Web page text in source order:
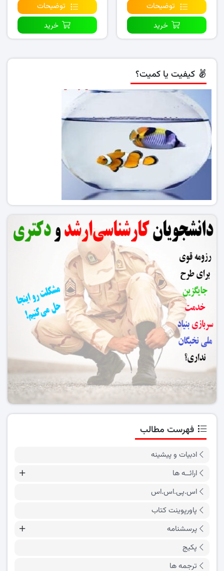
توضیحات
خرید
توضیحات
خرید
کیفیت یا کمیت؟
فهرست مطالب
ادبیات و پیشینه
ارائــه ها
اس.پی.اس.اس
پاورپوینت کتاب
پرسشنامه
پکیج
ترجمه ها